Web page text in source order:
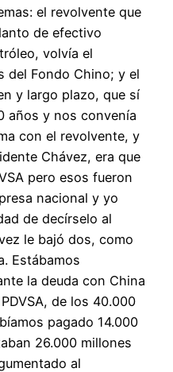
el revolvente que
de efectivo
volvía el
del Fondo Chino; y el
y largo plazo, que sí
años y nos convenía
con el revolvente, y
Chávez, era que
pero esos fueron
nacional y yo
de decírselo al
le bajó dos, como
Estábamos
la deuda con China
de los 40.000
pagado 14.000
26.000 millones
al